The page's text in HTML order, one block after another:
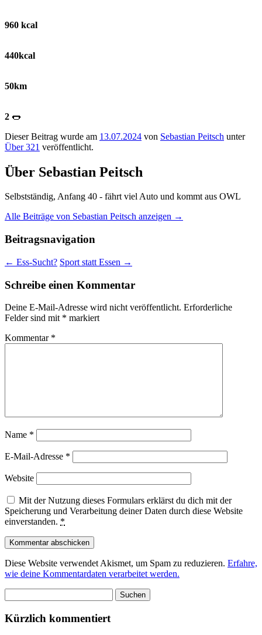
960 kcal
440kcal
50km
2 🌭
Dieser Beitrag wurde am 13.07.2024 von Sebastian Peitsch unter
Über 321 veröffentlicht.
Über Sebastian Peitsch
Selbstständig, Anfang 40 - fährt viel Auto und kommt aus OWL
Alle Beiträge von Sebastian Peitsch anzeigen →
Beitragsnavigation
← Ess-Sucht? Sport statt Essen →
Schreibe einen Kommentar
Deine E-Mail-Adresse wird nicht veröffentlicht. Erforderliche
Felder sind mit * markiert
Kommentar *
Name *
E-Mail-Adresse *
Website
Mit der Nutzung dieses Formulars erklärst du dich mit der
Speicherung und Verarbeitung deiner Daten durch diese Website
einverstanden. *
Diese Website verwendet Akismet, um Spam zu reduzieren. Erfahre,
wie deine Kommentardaten verarbeitet werden.
nach:
Kürzlich kommentiert